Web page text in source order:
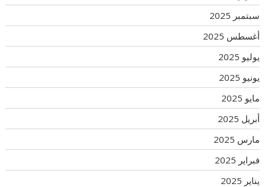
سبتمبر 2025
أغسطس 2025
يوليو 2025
يونيو 2025
مايو 2025
أبريل 2025
مارس 2025
فبراير 2025
يناير 2025